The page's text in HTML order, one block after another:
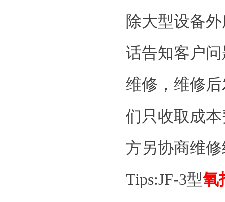
除大型设备
话告知客户
维修，维修
们只收取成
方另协商维
Tips:JF-3型氧